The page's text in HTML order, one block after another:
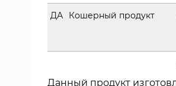
ДА Кошерный продукт
Данный продукт